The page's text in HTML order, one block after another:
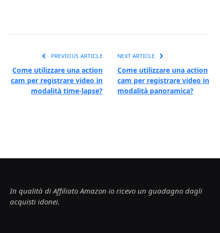
PREVIOUS ARTICLE
Come utilizzare una action
cam per registrare video in
modalità time-lapse?
NEXT ARTICLE
Come utilizzare una action
cam per registrare video in
modalità panoramica?
In qualità di Affiliato Amazon io ricevo un guadagno dagli
acquisti idonei.